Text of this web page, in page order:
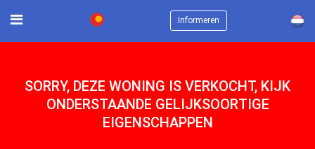
Informeren ×
SORRY, DEZE WONING IS VERKOCHT, KIJK
ONDERSTAANDE GELIJKSOORTIGE
EIGENSCHAPPEN